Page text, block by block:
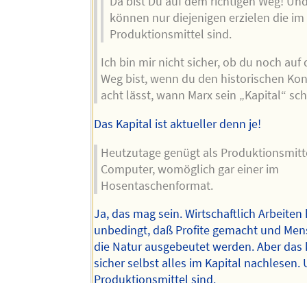
können nur diejenigen erzielen die
Produktionsmittel sind.
Ich bin mir nicht sicher, ob du noch auf
Weg bist, wenn du den historischen
acht lässt, wann Marx sein „Kapital“
Das Kapital ist aktueller denn je!
Heutzutage genügt als
Computer, womöglich gar einer im
Hosentaschenformat.
Ja, das mag sein. Wirtschaftlich
unbedingt, daß Profite gemacht und
die Natur ausgebeutet werden. Aber das
sicher selbst alles im Kapital nachlesen.
Produktionsmittel sind.